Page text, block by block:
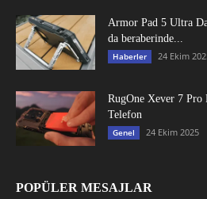
Armor Pad 5 Ultra
da beraberinde...
Haberler 24 Ekim
RugOne Xever 7 Pro
Telefon
Genel 24 Ekim 2025
POPÜLER MESAJLAR